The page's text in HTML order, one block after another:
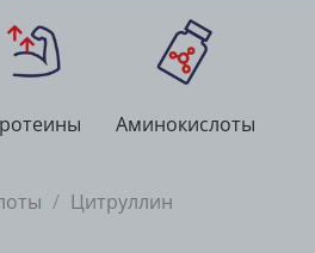
Аминокислоты
Цитруллин